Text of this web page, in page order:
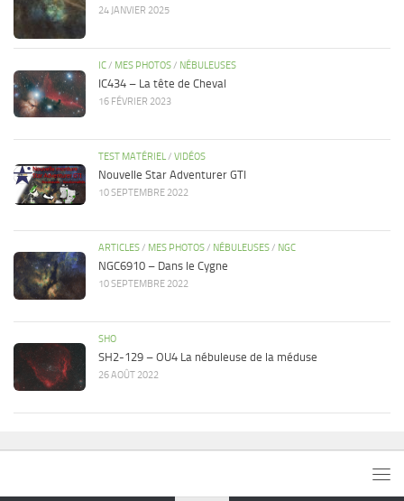
24 JANVIER 2025
IC/ MES PHOTOS/ NÉBULEUSES
IC434 – La tête de Cheval
16 FÉVRIER 2023
TEST MATÉRIEL/ VIDÉOS
Nouvelle Star Adventurer GTI
10 SEPTEMBRE 2022
ARTICLES/ MES PHOTOS/ NÉBULEUSES/ NGC
NGC6910 – Dans le Cygne
10 SEPTEMBRE 2022
SHO
SH2-129 – OU4 La nébuleuse de la méduse
26 AOÛT 2022